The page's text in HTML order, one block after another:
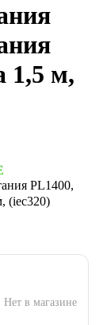
1,5 м,
PL1400,
(iec320)
Нет в магазине